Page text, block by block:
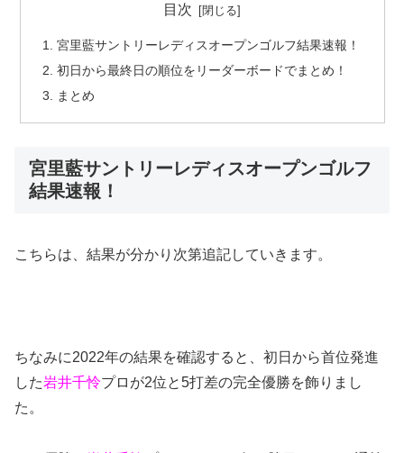
目次
宮里藍サントリーレディスオープンゴルフ結果速報！
初日から最終日の順位をリーダーボードでまとめ！
まとめ
宮里藍サントリーレディスオープンゴルフ
結果速報！
こちらは、結果が分かり次第追記していきます。
ちなみに2022年の結果を確認すると、 初日から首位発進
した岩井千怜プロが2位と5打差の完全優勝を飾りまし
た。